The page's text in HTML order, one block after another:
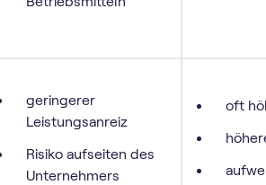
geringerer
Leistungsanreiz
Risiko aufseiten des
Unternehmers
oft